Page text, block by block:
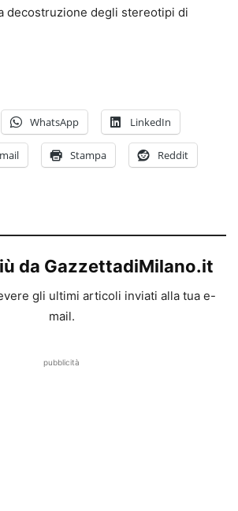
decostruzione degli stereotipi di
WhatsApp LinkedIn
Stampa Reddit
da GazzettadiMilano.it
gli ultimi articoli inviati alla tua e-
mail.
pubblicità